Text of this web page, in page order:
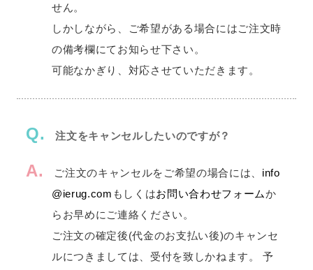
せん。
しかしながら、ご希望がある場合にはご注文時
の備考欄にてお知らせ下さい。
可能なかぎり、対応させていただきます。
Q. 注文をキャンセルしたいのですが？
A. ご注文のキャンセルをご希望の場合には、 info
@ierug.com もしくはお問い合わせフォームか
らお早めにご連絡ください。
ご注文の確定後(代金のお支払い後)のキャンセ
ルにつきましては、受付を致しかねます。 予